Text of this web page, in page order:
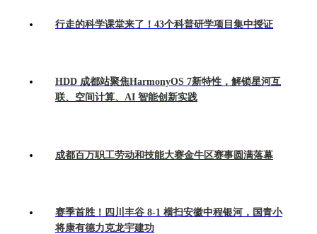
行走的科学课堂来了！43个科普研学项目集中授证
HDD 成都站聚焦HarmonyOS 7新特性，解锁星河互
联、空间计算、AI 智能创新实践
成都百万职工劳动和技能大赛金牛区赛事圆满落幕
赛季首胜！四川丰谷 8-1 横扫安徽中程银河，国青小
将康有德力克龙宇建功